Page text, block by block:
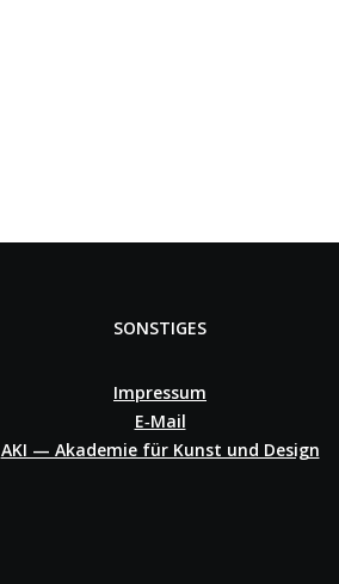
SONSTIGES
Impressum
E‑Mail
AKI — Akademie für Kunst und Design